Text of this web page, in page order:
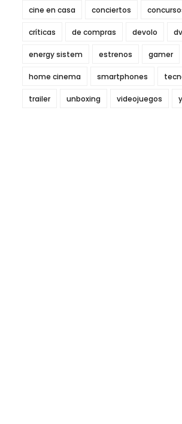
cine en casa conciertos
críticas de compras devolo
energy sistem estrenos gamer
home cinema smartphones
trailer unboxing videojuegos